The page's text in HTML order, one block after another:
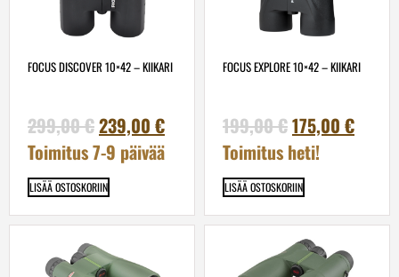
FOCUS DISCOVER 10×42 – KIIKARI
299,00€239,00 €
Toimitus 7-9 päivää
LISÄÄ OSTOSKORIIN
FOCUS EXPLORE 10×42 – KIIKARI
199,00€175,00 €
Toimitus heti!
LISÄÄ OSTOSKORIIN